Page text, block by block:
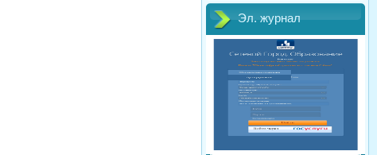
Эл. журнал